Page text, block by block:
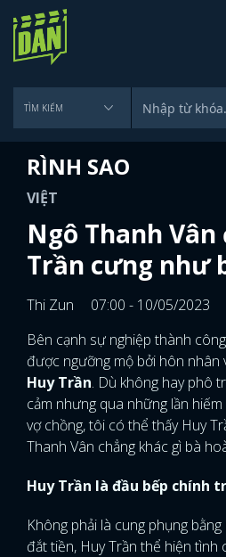
RÌNH SAO
VIỆT
Ngô Thanh
Trần cưng như
Thi Zun
07:00 - 10/05/2023
Bên cạnh sự nghiệp thành
được ngưỡng mộ bởi hôn nhân
Huy Trần. Dù không hay phô
cảm nhưng qua những lần
vợ chồng, tôi có thể thấy Huy
Thanh Vân chẳng khác gì bà
Huy Trần là đầu bếp chính
Không phải là cung phụng
đắt tiền, Huy Trần thể hiện tình